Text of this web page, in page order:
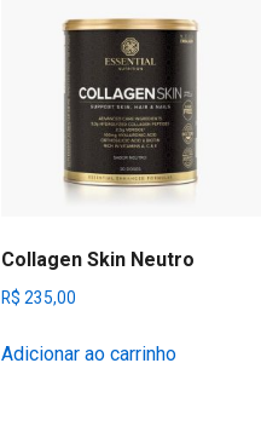
Collagen Skin Neutro
R$ 235,00
Adicionar ao carrinho